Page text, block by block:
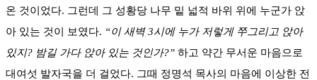
온 것이었다. 그런데 그 성황당 나무 밑 넓적 바위 위에 누군가 앉
아 있는 것이 보였다. “이 새벽 3시에 누가 저렇게 쭈그리고 앉아
있지? 밤길 가다 앉아 있는 것인가?” 하고 약간 무서운 마음으로
대여섯 발자국을 더 걸었다. 그때 정명석 목사의 마음에 이상한 전